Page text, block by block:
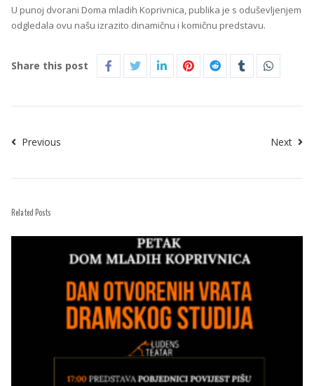
U punoj dvorani Doma mladih Koprivnica, publika je s oduševljenjem
odgledala ovu našu izrazito dinamičnu i komičnu predstavu.
Share this post
Previous Next
Related Posts